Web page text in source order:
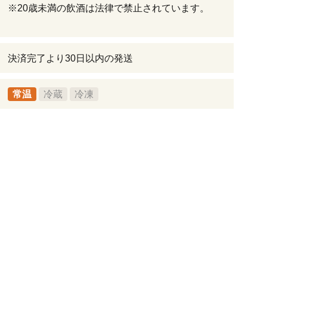
※20歳未満の飲酒は法律で禁止されています。
決済完了より30日以内の発送
常温 冷蔵 冷凍